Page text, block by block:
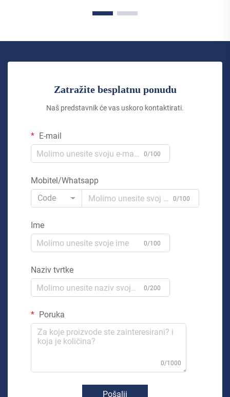
Zatražite besplatnu ponudu
Naš predstavnik će vas uskoro kontaktirati.
E-mail
0/100
Mobitel/Whatsapp
Code
0/100
Ime
0/100
Naziv tvrtke
0/200
Poruka
0/1000
Pošalji